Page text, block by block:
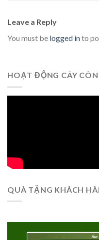
Leave a Reply
You must be logged into
HOẠT ĐỘNG CÂY
QUÀ TẶNG KHÁCH